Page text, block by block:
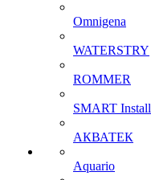
Omnigena
WATERSTRY
ROMMER
SMART Install
АКВАТЕК
Aquario